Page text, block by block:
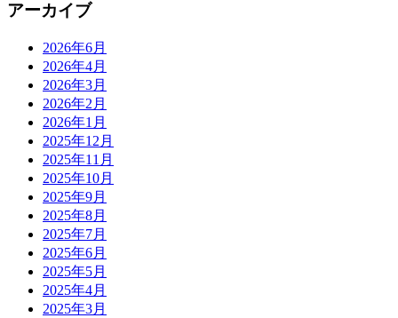
アーカイブ
2026年6月
2026年4月
2026年3月
2026年2月
2026年1月
2025年12月
2025年11月
2025年10月
2025年9月
2025年8月
2025年7月
2025年6月
2025年5月
2025年4月
2025年3月